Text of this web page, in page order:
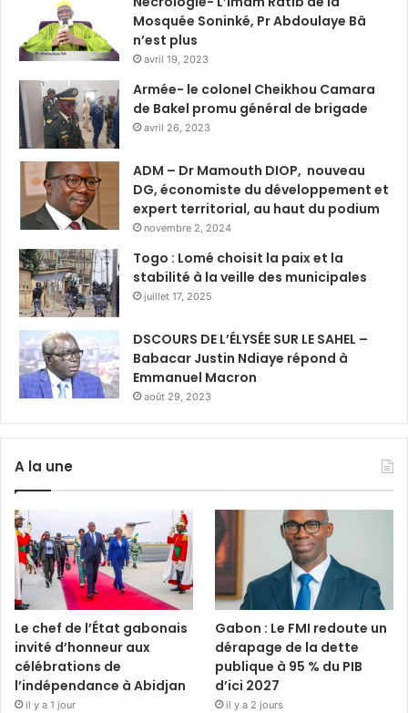
Mosquée Soninké, Pr Abdoulaye Bâ
n’est plus
avril 19, 2023
Armée- le colonel Cheikhou Camara
de Bakel promu général de brigade
avril 26, 2023
ADM – Dr Mamouth DIOP, nouveau
DG, économiste du développement et
expert territorial, au haut du podium
novembre 2, 2024
Togo : Lomé choisit la paix et la
stabilité à la veille des municipales
juillet 17, 2025
DSCOURS DE L’ÉLYSÉE SUR LE SAHEL –
Babacar Justin Ndiaye répond à
Emmanuel Macron
août 29, 2023
A la une
Le chef de l’État gabonais
invité d’honneur aux
célébrations de
l’indépendance à Abidjan
il y a 1 jour
Gabon : Le FMI redoute un
dérapage de la dette
publique à 95 % du PIB
d’ici 2027
il y a 2 jours